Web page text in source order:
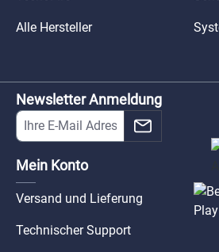
Alle Hersteller
Newsletter Anmeldung
Mein Konto
Versand und Lieferung
Technischer Support